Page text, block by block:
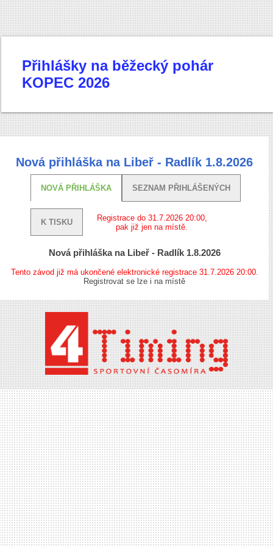
Přihlášky na běžecký pohár
KOPEC 2026
Nová přihláška na Libeř - Radlík 1.8.2026
NOVÁ PŘIHLÁŠKA SEZNAM PŘIHLÁŠENÝCH
K TISKU
Registrace do 31.7.2026 20:00,
pak již jen na místě.
Nová přihláška na Libeř - Radlík 1.8.2026
Tento závod již má ukončené elektronické registrace 31.7.2026 20:00.
Registrovat se lze i na místě